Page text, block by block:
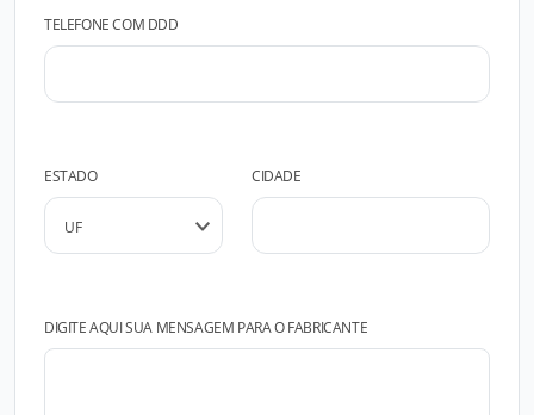
TELEFONE COM DDD
ESTADO CIDADE
DIGITE AQUI SUA MENSAGEM PARA O FABRICANTE